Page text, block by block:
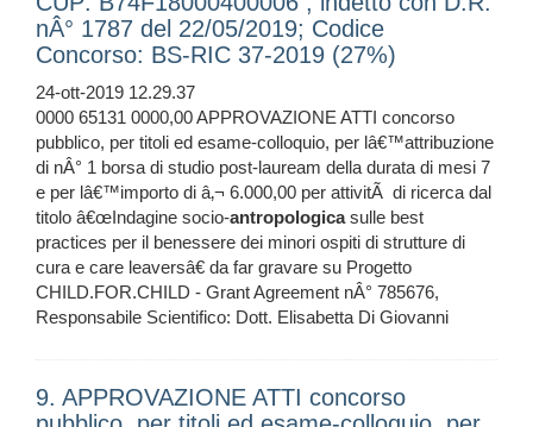
nÂ° 1787 del 22/05/2019; Codice
Concorso: BS-RIC 37-2019 (27%)
24-ott-2019 12.29.37
0000 65131 0000,00 APPROVAZIONE ATTI concorso
pubblico, per titoli ed esame-colloquio, per lâ€™attribuzione
di nÂ° 1 borsa di studio post-lauream della durata di mesi 7
e per lâ€™importo di â‚¬ 6.000,00 per attivitÃ di ricerca dal
titolo â€œIndagine socio-antropologicasulle best
practices per il benessere dei minori ospiti di strutture di
cura e care leaversâ€ da far gravare su Progetto
CHILD.FOR.CHILD - Grant Agreement nÂ° 785676,
Responsabile Scientifico: Dott. Elisabetta Di Giovanni
9. APPROVAZIONE ATTI concorso